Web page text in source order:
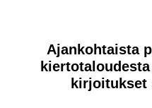
Ajankohtaista
kirjoitukset